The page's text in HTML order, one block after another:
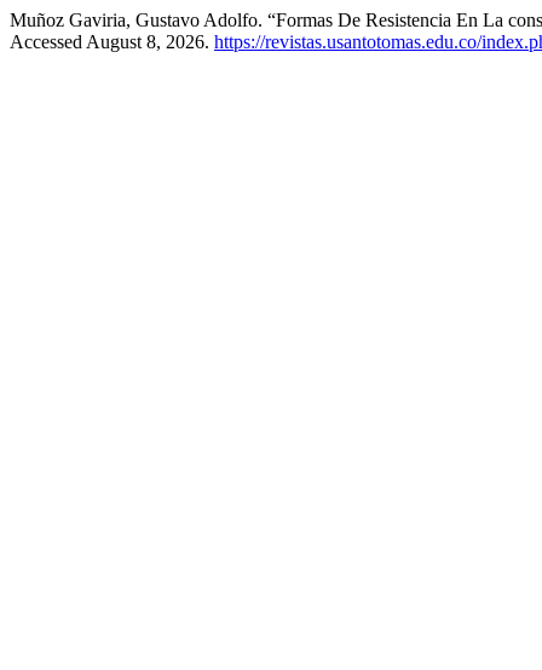
Muñoz Gaviria, Gustavo Adolfo. “Formas De Resistencia En La
Accessed August 8, 2026. https://revistas.usantotomas.edu.co/